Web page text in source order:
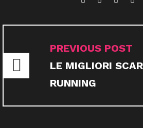
NAVIGAZIONE
PREVIOUS POST
LE MIGLIORI
RUNNING